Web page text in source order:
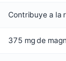
Contribuye a la
375 mg de